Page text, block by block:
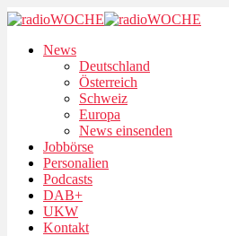
News
Deutschland
Österreich
Schweiz
Europa
News einsenden
Jobbörse
Personalien
Podcasts
DAB+
UKW
Kontakt